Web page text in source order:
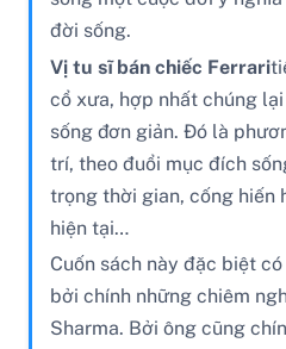
đời sống.
Vị tu sĩ bán chiếc Ferrari
cổ xưa, hợp nhất chúng
sống đơn giản. Đó là
trí, theo đuổi mục đích
trọng thời gian, cống hiến
hiện tại…
Cuốn sách này đặc biệt
bởi chính những chiêm
Sharma. Bởi ông cũng